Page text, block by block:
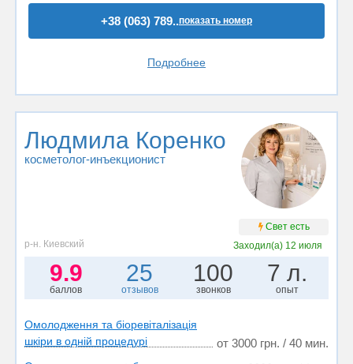
+38 (063) 789..показать номер
Подробнее
Людмила Коренко
косметолог-инъекционист
Свет есть
р-н. Киевский
Заходил(а) 12 июля
9.9
баллов
25
отзывов
100
звонков
7 л.
опыт
Омолодження та біоревіталізація
шкіри в одній процедурі
от 3000 грн. / 40 мин.